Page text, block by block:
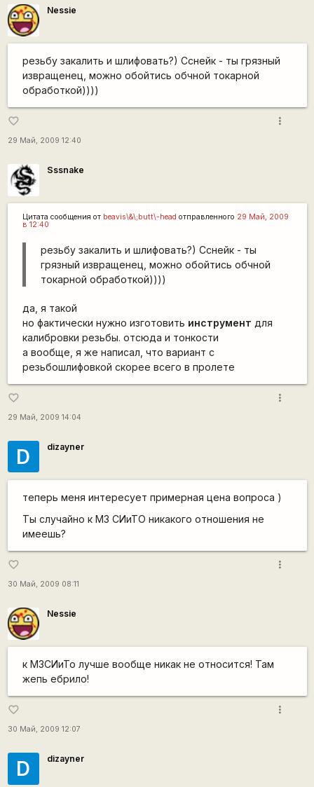
Nessie
резьбу закалить и шлифовать?) Сснейк - ты грязный
извращенец, можно обойтись обчной токарной
обработкой))))
favorite_border
29 Май, 2009 12:40
more_vert
Sssnake
Цитата сообщения от beavis\&\;butt\-head отправленного 29 Май, 2009
в 12:40
резьбу закалить и шлифовать?) Сснейк - ты
грязный извращенец, можно обойтись обчной
токарной обработкой))))
да, я такой
но фактически нужно изготовить инструмент для
калибровки резьбы. отсюда и тонкости
а вообще, я же написал, что вариант с
резьбошлифовкой скорее всего в пролете
favorite_border
29 Май, 2009 14:04
more_vert
D dizayner
теперь меня интересует примерная цена вопроса )
Ты случайно к МЗ СИиТО никакого отношения не
имеешь?
favorite_border
30 Май, 2009 08:11
more_vert
Nessie
к МЗСИиТо лучше вообще никак не относится! Там
жепь ебрило!
favorite_border
30 Май, 2009 12:07
more_vert
D dizayner